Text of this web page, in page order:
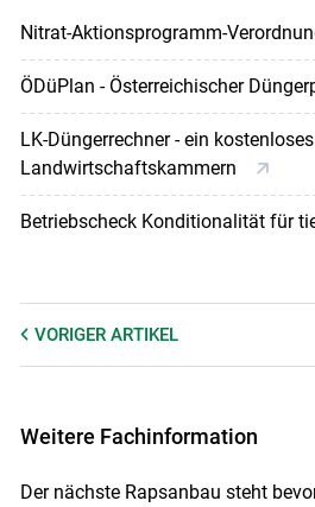
Nitrat-Aktionsprogramm-
ÖDüPlan - Österreichischer
LK-Düngerrechner - ein
Landwirtschaftskammern
Betriebscheck Konditionalität für
VORIGER ARTIKEL
Weitere Fachinformation
Der nächste Rapsanbau steht